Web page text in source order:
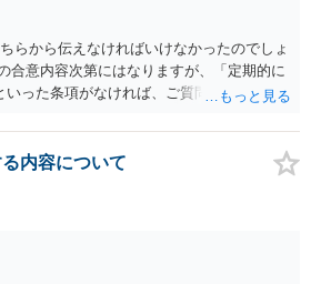
らから伝えなければいけなかったのでしょ
合意内容次第にはなりますが、「定期的に
いった条項がなければ、ご質問者様から相
算定表通りに決まりますでしょうか？ →算
せんので、合意した希望額が算定表で算出
としても、合意した希望額が婚姻費用の金
内容について